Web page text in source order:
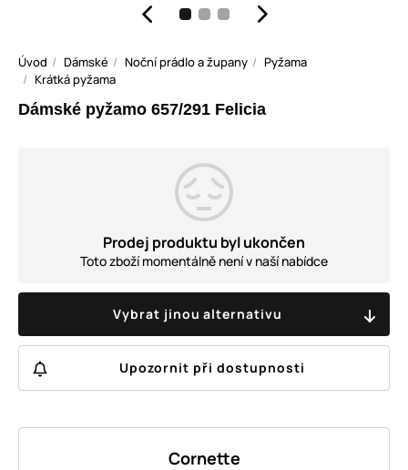
Úvod Dámské Noční prádlo a župany
Pyžama
Krátká pyžama
Dámské pyžamo 657/291 Felicia
Prodej produktu byl ukončen
Toto zboží momentálně není v naší nabídce
Vybrat jinou alternativu
Upozornit při dostupnosti
Cornette